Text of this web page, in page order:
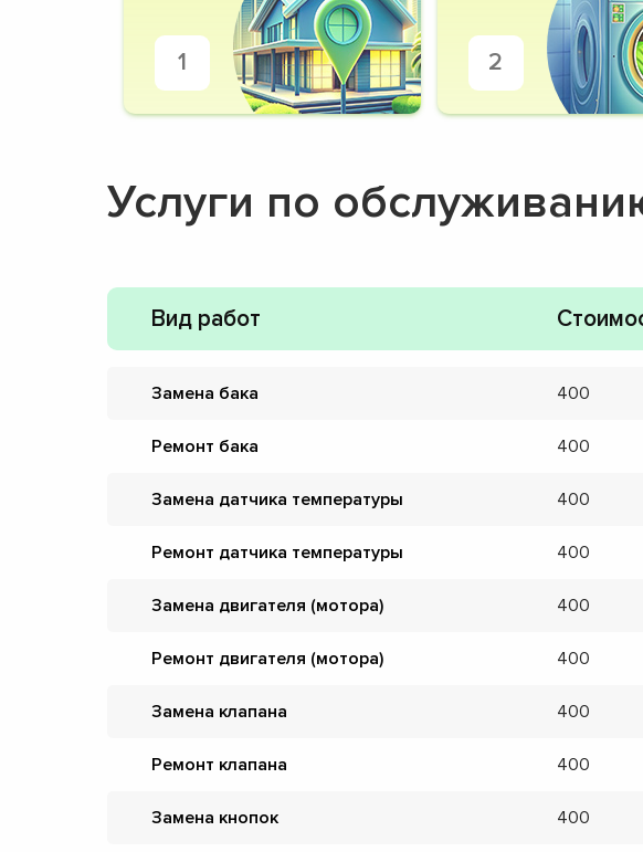
1 2
Услуги по
Вид работ
Замена бака 400
Ремонт бака 400
Замена датчика температуры 400
Ремонт датчика температуры 400
Замена двигателя (мотора) 400
Ремонт двигателя (мотора) 400
Замена клапана 400
Ремонт клапана 400
Замена кнопок 400